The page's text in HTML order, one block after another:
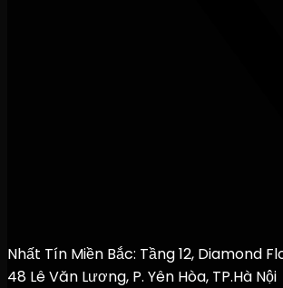
Nhất Tín Miền Bắc: Tầng 12, Diamond
48 Lê Văn Lương, P. Yên Hòa, TP.Hà Nội